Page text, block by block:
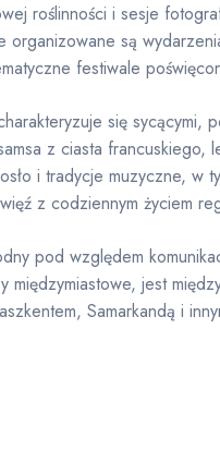
roślinności i sesje
organizowane są
festiwale
się sycącymi,
z ciasta francuskiego,
i tradycje muzyczne, w
z codziennym życiem
pod względem
międzymiastowe, jest
Samarkandą i